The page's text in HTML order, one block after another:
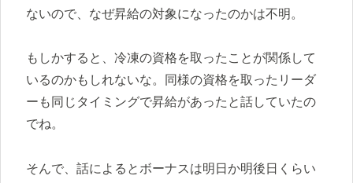
ないので、なぜ昇給の対象になったのかは不明。
もしかすると、冷凍の資格を取ったことが関係して
いるのかもしれないな。同様の資格を取ったリーダ
ーも同じタイミングで昇給があったと話していたの
でね。
そんで、話によるとボーナスは明日か明後日くらい